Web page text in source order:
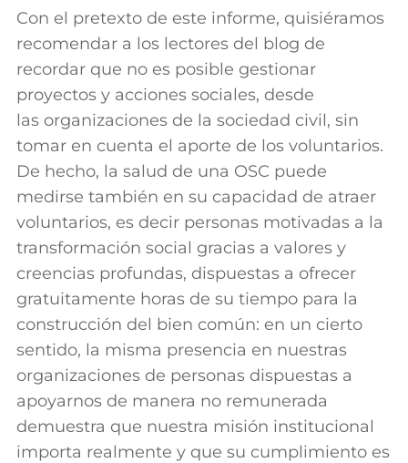
Con el pretexto de este informe, quisiéramos
recomendar a los lectores del blog de
recordar que no es posible gestionar
proyectos y acciones sociales, desde
las organizaciones de la sociedad civil, sin
tomar en cuenta el aporte de los voluntarios.
De hecho, la salud de una OSC puede
medirse también en su capacidad de atraer
voluntarios, es decir personas motivadas a la
transformación social gracias a valores y
creencias profundas, dispuestas a ofrecer
gratuitamente horas de su tiempo para la
construcción del bien común: en un cierto
sentido, la misma presencia en nuestras
organizaciones de personas dispuestas a
apoyarnos de manera no remunerada
demuestra que nuestra misión institucional
importa realmente y que su cumplimiento es